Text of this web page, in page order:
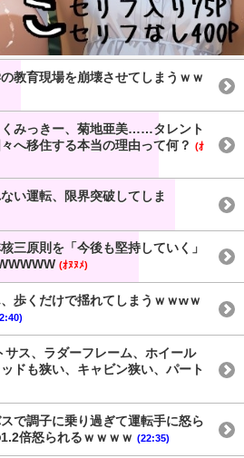
教育現場を崩壊させてしまうｗｗ
くみっきー、菊地亜美……タレント
へ移住する本当の理由って何？ (ｵ
い運転、限界突破してしま
三原則を「今後も堅持していく」
(ｵﾇﾇﾒ)
歩くだけで揺れてしまうｗｗwｗ
サス、ラダーフレーム、ホイール
ドも狭い、キャビン狭い、パート
で調子に乗り過ぎて運転手に怒ら
倍怒られるｗｗｗｗ (22:35)